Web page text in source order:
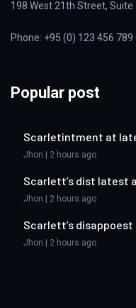
198 West 21th Street, Suite
Phone: +95 (0) 123 456
Popular post
Scarletintment at
Jhon | 2 hours ago
Scarlett’s dist latest
Jhon | 2 hours ago
Scarlett’s
Jhon | 2 hours ago